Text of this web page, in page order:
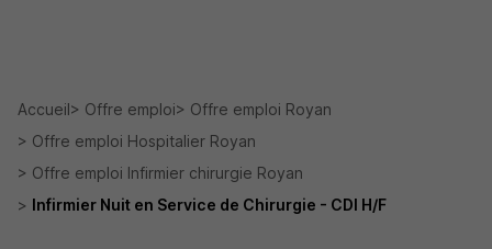
Accueil Offre emploi
Offre emploi Royan
Offre emploi Hospitalier Royan
Offre emploi Infirmier chirurgie Royan
Infirmier Nuit en Service de Chirurgie - CDI H/F